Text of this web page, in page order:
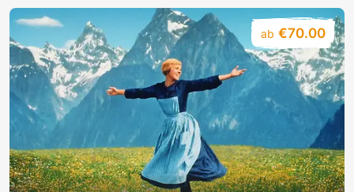
ab €70.00